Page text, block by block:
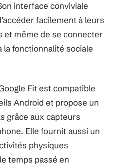
interface conviviale
facilement à leurs
même de se connecter
la fonctionnalité sociale
Fit est compatible
Android et propose un
grâce aux capteurs
Elle fournit aussi un
physiques
temps passé en